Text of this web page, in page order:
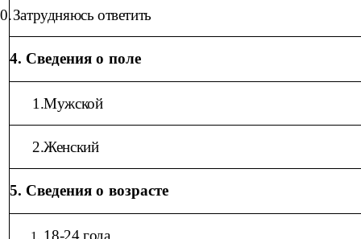
Затрудняюсь ответить
4. Сведения о поле
1.Мужской
2.Женский
5. Сведения о возрасте
18-24 года